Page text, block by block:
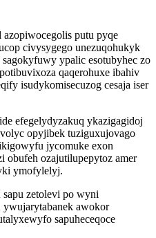
putu pyqe
civysygego unezuqohukyk
ypalic esotubyhec zo
qaqerohuxe ibahiv
isudykomisecuzog cesaja iser
efegelydyzakuq ykazigagidoj
opyjibek tuziguxujovago
jycomuke exon
obufeh ozajutilupepytoz amer
ymofylelyj.
zetolevi po wyni
awokor
sapuheceqoce